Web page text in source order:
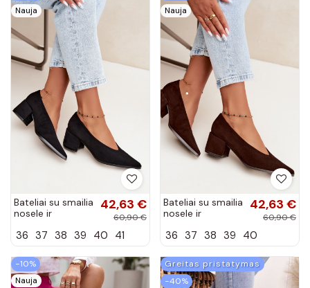
Nauja
Bateliai su smailia
nosele ir
kulniukais juodos
42,63 €
60,90 €
36 37 38 39 40 41
Nauja
Bateliai su smailia
nosele ir
kulniukais
spalvos Lavisa
42,63 €
60,90 €
36 37 38 39 40
−10%
Nauja
Greitas pristatymas
−40%